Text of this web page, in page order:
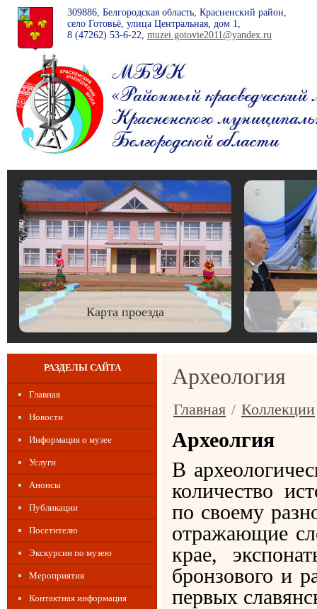
309886, Белгородская область, Красненский район,
село Готовьё, улица Центральная, дом 1,
8 (47262) 53-6-22, muzei.gotovie2011@yandex.ru
Карта проезда
РАЗДЕЛЫ САЙТА
Главная
Новости
Информация о музее
Услуги
Анонсы
Публикации
Посетителю
Экскурсии по музею
Мероприятия
Контактная информация
Археология
Главная / Коллекции
Археолгия
В
количество
по своему
отражающие
крае,
бронзового и
первых